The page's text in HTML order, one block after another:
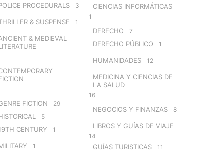
PROCEDURALS 3
& SUSPENSE 1
& MEDIEVAL
FICTION 29
5
CENTURY 1
1
CIENCIAS INFORMÁTICAS
1
DERECHO 7
DERECHO PÚBLICO 1
HUMANIDADES 12
MEDICINA Y CIENCIAS DE
LA SALUD
16
NEGOCIOS Y FINANZAS 8
LIBROS Y GUÍAS DE VIAJE
14
GUÍAS TURISTICAS 11